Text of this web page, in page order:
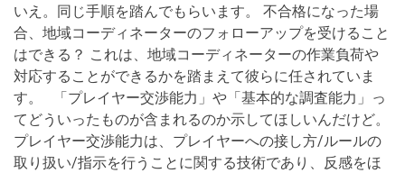
いえ。同じ手順を踏んでもらいます。 不合格になった場
合、地域コーディネーターのフォローアップを受けること
はできる？ これは、地域コーディネーターの作業負荷や
対応することができるかを踏まえて彼らに任されていま
す。 「プレイヤー交渉能力」や「基本的な調査能力」っ
てどういったものが含まれるのか示してほしいんだけど。
プレイヤー交渉能力は、プレイヤーへの接し方/ルールの
取り扱い/指示を行うことに関する技術であり、反感をほ